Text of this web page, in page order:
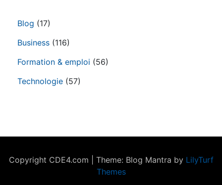
Blog (17)
Business (116)
Formation & emploi (56)
Technologie (57)
Copyright CDE4.com Theme: Blog Mantra by LilyTurf
Themes